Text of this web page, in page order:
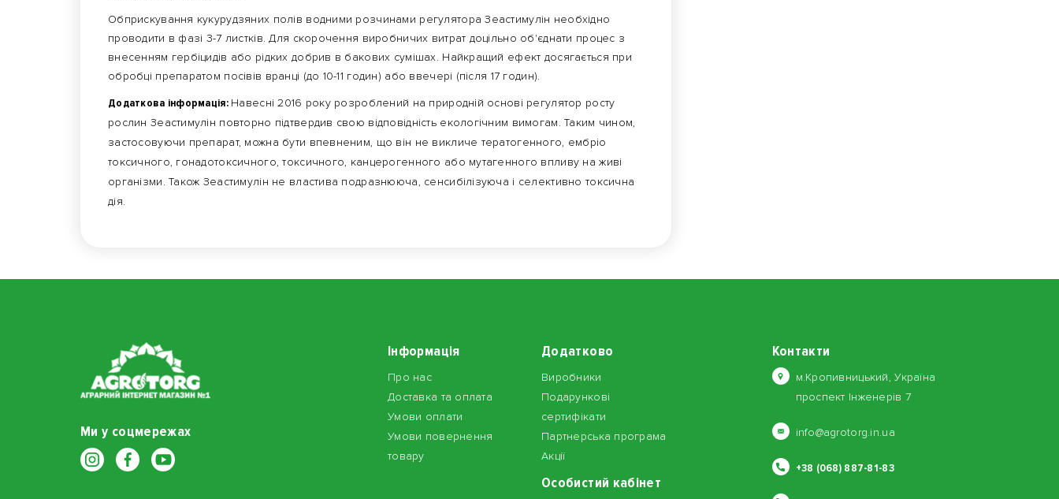
Обприскування кукурудзяних полів водними розчинами регулятора Зеастимулін необхідно
проводити в фазі 3-7 листків. Для скорочення виробничих витрат доцільно об'єднати процес з
внесенням гербіцидів або рідких добрив в бакових сумішах. Найкращий ефект досягається при
обробці препаратом посівів вранці (до 10-11 годин) або ввечері (після 17 годин).
Додаткова інформація: Навесні 2016 року розроблений на природній основі регулятор росту
рослин Зеастимулін повторно підтвердив свою відповідність екологічним вимогам. Таким чином,
застосовуючи препарат, можна бути впевненим, що він не викличе тератогенного, ембріо
токсичного, гонадотоксичного, токсичного, канцерогенного або мутагенного впливу на живі
організми. Також Зеастимулін не властива подразнююча, сенсибілізуюча і селективно токсична
дія.
Ми у соцмережах
Інформація
Про нас
Доставка та оплата
Умови оплати
Умови повернення
товару
Додатково
Виробники
Подарункові
сертифікати
Партнерська програма
Акції
Особистий кабінет
Контакти
м.Кропивницький, Україна
проспект Інженерів 7
info@agrotorg.in.ua
+38 (068) 887-81-83